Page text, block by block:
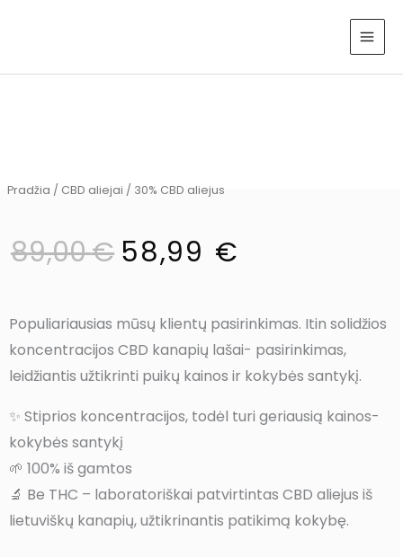
Pradžia / CBD aliejai / 30% CBD aliejus
89,00€
price
was:
89,00 €.
58,99 €
Populiariausias mūsų klientų pasirinkimas. Itin solidžios
koncentracijos CBD kanapių lašai- pasirinkimas,
leidžiantis užtikrinti puikų kainos ir kokybės santykį.
✨ Stiprios koncentracijos, todėl turi geriausią kainos-
kokybės santykį
🌱 100% iš gamtos
🔬 Be THC – laboratoriškai patvirtintas CBD aliejus iš
lietuviškų kanapių, užtikrinantis patikimą kokybę.
Noriu